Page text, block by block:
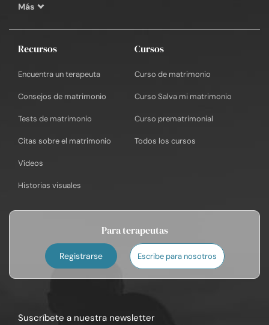
Más
Recursos
Encuentra un terapeuta
Consejos de matrimonio
Tests de matrimonio
Citas sobre el matrimonio
Vídeos
Historias visuales
Cursos
Curso de matrimonio
Curso Salva mi matrimonio
Curso prematrimonial
Todos los cursos
Para terapeutas
Registrarse Escribe para nosotros
Suscríbete a nuestra newsletter